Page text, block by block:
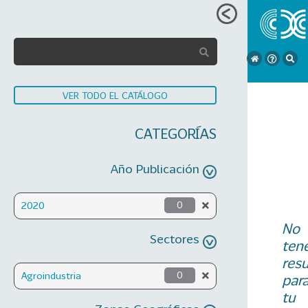
VER TODO EL CATÁLOGO
CATEGORÍAS
Año Publicación
2020 0
Sectores
Agroindustria 0
No
tu